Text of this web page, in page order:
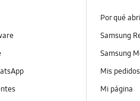
Por qué
Samsung
Samsung
Mis pedidos
Mi página